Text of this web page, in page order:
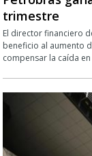
trimestre
El director financiero
beneficio al aumento
compensar la caída